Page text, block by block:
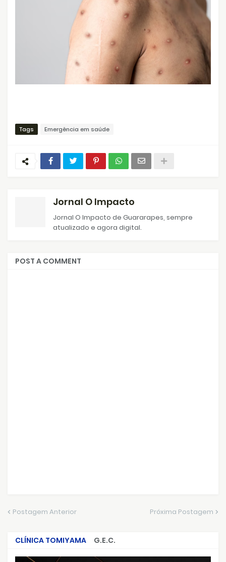
Tags Emergência em saúde
Jornal O Impacto
Jornal O Impacto de Guararapes, sempre
atualizado e agora digital.
POST A COMMENT
Postagem Anterior Próxima Postagem
CLÍNICA TOMIYAMA
G.E.C.
CRIMES QUE ABALARAM O BRASIL